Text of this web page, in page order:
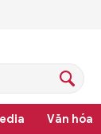
Văn hóa